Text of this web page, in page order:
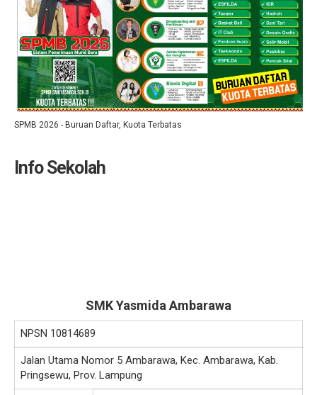
SPMB 2026 - Buruan Daftar, Kuota Terbatas
Info Sekolah
SMK Yasmida Ambarawa
NPSN 10814689
Jalan Utama Nomor 5 Ambarawa, Kec. Ambarawa, Kab.
Pringsewu, Prov. Lampung